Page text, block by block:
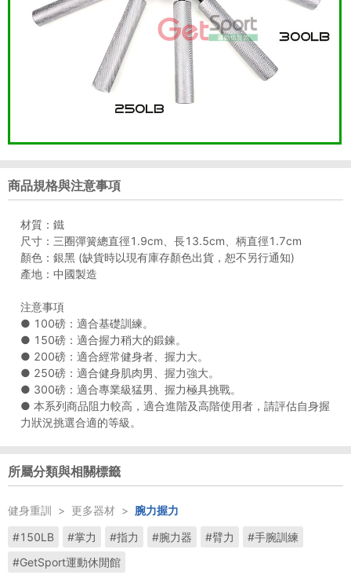
商品規格與注意事項
材質：鐵
尺寸：三圈彈簧總直徑1.9cm、長13.5cm、柄直徑1.7cm
顏色：銀黑 (缺貨時以現有庫存顏色出貨，恕不另行通知)
產地：中國製造
注意事項
● 100磅：適合基礎訓練。
● 150磅：適合握力稍大的鍛鍊。
● 200磅：適合經常健身者、握力大。
● 250磅：適合健身肌肉男、握力強大。
● 300磅：適合專業級猛男、握力極具挑戰。
● 本系列商品阻力較高，適合進階及高階使用者，請評估自身握
力狀況挑選合適的等級。
所屬分類與相關標籤
健身重訓 > 更多器材 > 腕力握力
#150LB
#掌力 #指力 #腕力器 #臂力
#手腕訓練
#GetSport運動休閒館